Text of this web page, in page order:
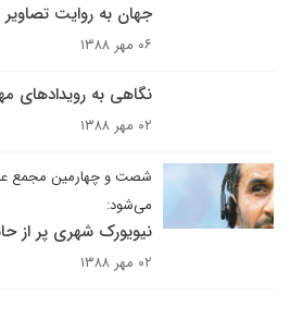
جهان به روایت تصاویر
۰۶ مهر ۱۳۸۸
نگاهی به رویدادهای
۰۲ مهر ۱۳۸۸
شصت و چهارمين مجمع
مى‌شود:
نيويورک شهرى پر از
۰۲ مهر ۱۳۸۸